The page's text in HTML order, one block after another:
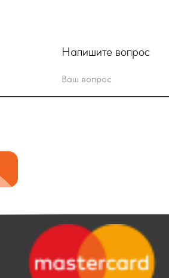
Напишите вопрос